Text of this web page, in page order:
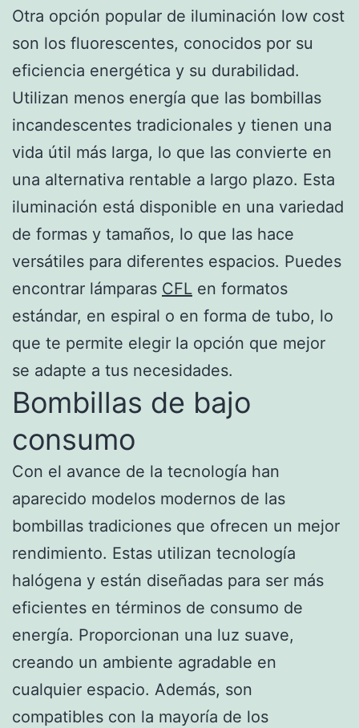
Otra opción popular de iluminación low cost
son los fluorescentes, conocidos por su
eficiencia energética y su durabilidad.
Utilizan menos energía que las bombillas
incandescentes tradicionales y tienen una
vida útil más larga, lo que las convierte en
una alternativa rentable a largo plazo. Esta
iluminación está disponible en una variedad
de formas y tamaños, lo que las hace
versátiles para diferentes espacios. Puedes
encontrar lámparas CFL en formatos
estándar, en espiral o en forma de tubo, lo
que te permite elegir la opción que mejor
se adapte a tus necesidades.
Bombillas de bajo
consumo
Con el avance de la tecnología han
aparecido modelos modernos de las
bombillas tradiciones que ofrecen un mejor
rendimiento. Estas utilizan tecnología
halógena y están diseñadas para ser más
eficientes en términos de consumo de
energía. Proporcionan una luz suave,
creando un ambiente agradable en
cualquier espacio. Además, son
compatibles con la mayoría de los